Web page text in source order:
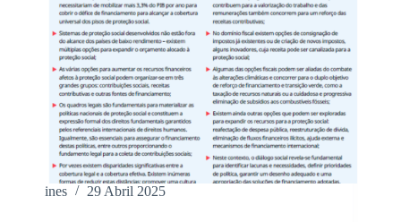
ines 29 Abril 2025